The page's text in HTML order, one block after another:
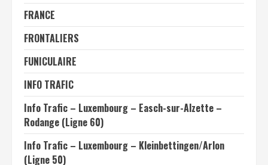
FRANCE
FRONTALIERS
FUNICULAIRE
INFO TRAFIC
Info Trafic – Luxembourg – Easch-sur-Alzette –
Rodange (Ligne 60)
Info Trafic – Luxembourg – Kleinbettingen/Arlon
(Ligne 50)